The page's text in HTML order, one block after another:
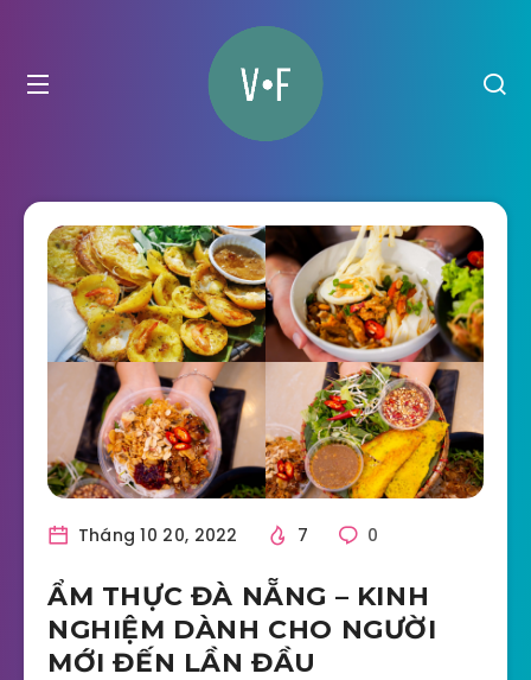
Tháng 10 20, 2022 7 0
ẨM THỰC ĐÀ NẴNG – KINH
NGHIỆM DÀNH CHO NGƯỜI
MỚI ĐẾN LẦN ĐẦU